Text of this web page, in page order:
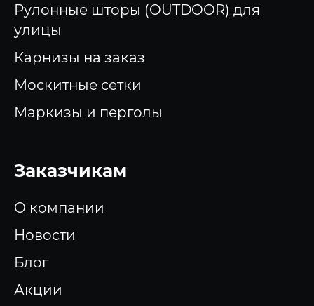
Рулонные шторы (OUTDOOR) для
улицы
Карнизы на заказ
Москитные сетки
Маркизы и перголы
Заказчикам
О компании
Новости
Блог
Акции